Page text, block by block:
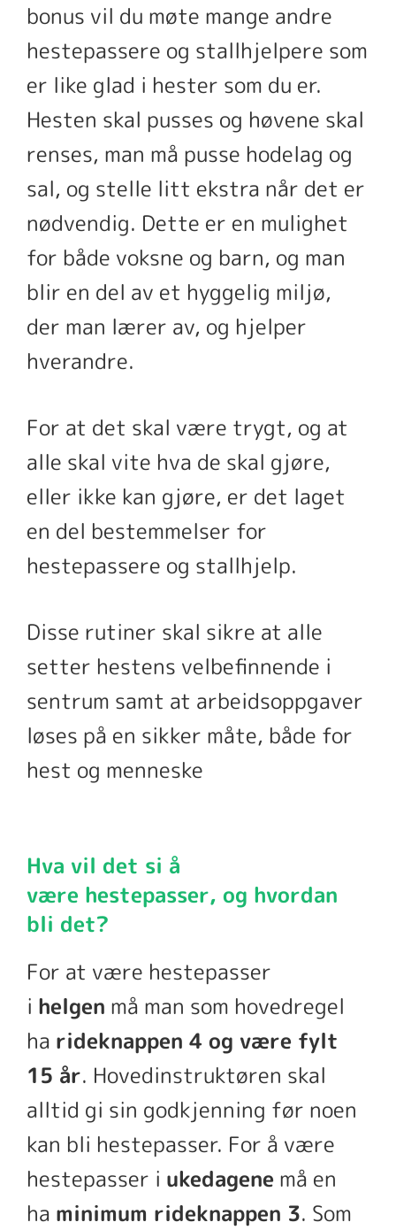
bonus vil du møte mange andre
hestepassere og stallhjelpere som
er like glad i hester som du er.
Hesten skal pusses og høvene skal
renses, man må pusse hodelag og
sal, og stelle litt ekstra når det er
nødvendig. Dette er en mulighet
for både voksne og barn, og man
blir en del av et hyggelig miljø,
der man lærer av, og hjelper
hverandre.
For at det skal være trygt, og at
alle skal vite hva de skal gjøre,
eller ikke kan gjøre, er det laget
en del bestemmelser for
hestepassere og stallhjelp.
Disse rutiner skal sikre at alle
setter hestens velbefinnende i
sentrum samt at arbeidsoppgaver
løses på en sikker måte, både for
hest og menneske
Hva vil det si å
være hestepasser, og hvordan
bli det?
For at være hestepasser
i helgen må man som hovedregel
ha rideknappen 4 og være fylt
15 år. Hovedinstruktøren skal
alltid gi sin godkjenning før noen
kan bli hestepasser. For å være
hestepasser i ukedagene må en
ha minimum rideknappen 3. Som